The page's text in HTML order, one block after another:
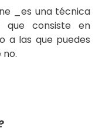
_es una técnica
que consiste en
a las que puedes